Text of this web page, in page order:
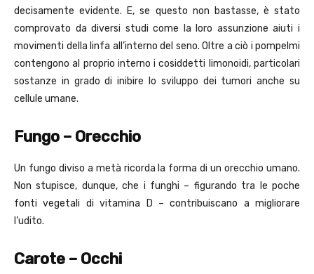
decisamente evidente. E, se questo non bastasse, è stato
comprovato da diversi studi come la loro assunzione aiuti i
movimenti della linfa all’interno del seno. Oltre a ciò i pompelmi
contengono al proprio interno i cosiddetti limonoidi, particolari
sostanze in grado di inibire lo sviluppo dei tumori anche su
cellule umane.
Fungo – Orecchio
Un fungo diviso a metà ricorda la forma di un orecchio umano.
Non stupisce, dunque, che i funghi – figurando tra le poche
fonti vegetali di vitamina D – contribuiscano a migliorare
l’udito.
Carote – Occhi